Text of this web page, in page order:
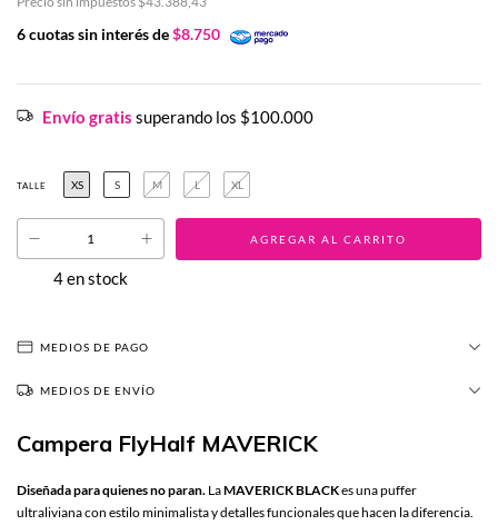
6cuotas sin interés de$8.750
Envío gratis superando los $100.000
TALLE XS S M L XL
4en stock
MEDIOS DE PAGO
MEDIOS DE ENVÍO
Campera FlyHalf MAVERICK
Diseñada para quienes no paran. LaMAVERICK BLACKes una puffer
ultraliviana con estilo minimalista y detalles funcionales que hacen la diferencia.